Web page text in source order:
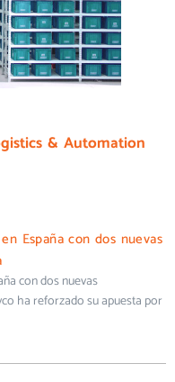
& Automation
España con dos nuevas
con dos nuevas
ha reforzado su apuesta por